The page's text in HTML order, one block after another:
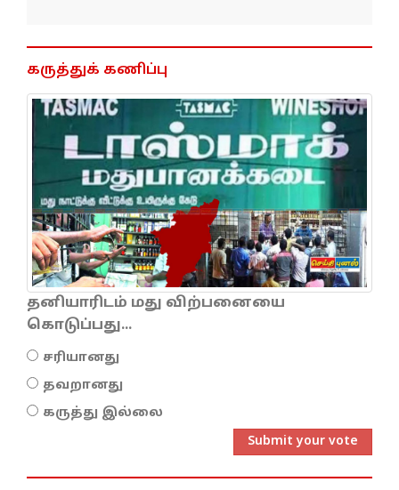
கருத்துக் கணிப்பு
தனியாரிடம் மது விற்பனையை
கொடுப்பது...
சரியானது
தவறானது
கருத்து இல்லை
Submit your vote